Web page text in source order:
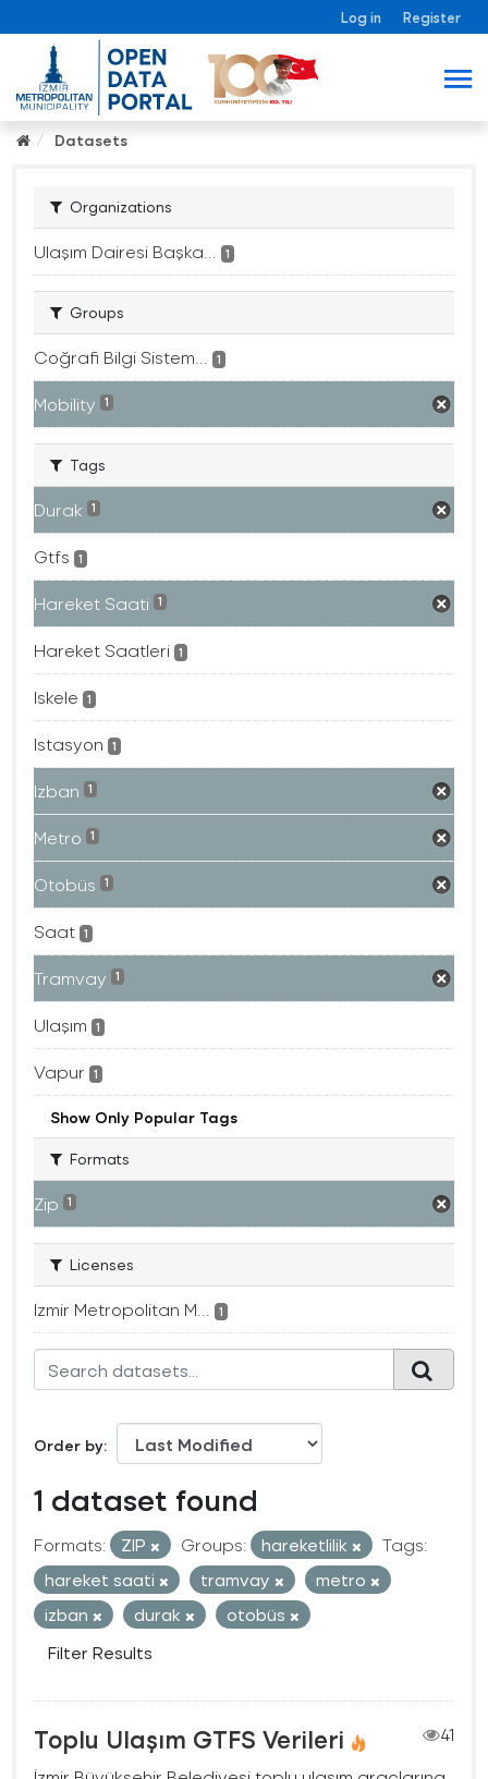
Log in Register
Datasets
Organizations
Ulaşım Dairesi Başka... 1
Groups
Coğrafi Bilgi Sistem... 1
Mobility 1
Tags
Durak 1
Gtfs 1
Hareket Saati 1
Hareket Saatleri 1
Iskele 1
Istasyon 1
Izban 1
Metro 1
Otobüs 1
Saat 1
Tramvay 1
Ulaşım 1
Vapur 1
Show Only Popular Tags
Formats
Zip 1
Licenses
Izmir Metropolitan M... 1
Order by
1 dataset found
Formats: ZIP Groups: hareketlilik
Tags:
hareket saati
tramvay
metro
izban
durak
otobüs
Filter Results
Toplu Ulaşım GTFS Verileri
41